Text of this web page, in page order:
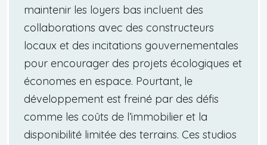
maintenir les loyers bas incluent des
collaborations avec des constructeurs
locaux et des incitations gouvernementales
pour encourager des projets écologiques et
économes en espace. Pourtant, le
développement est freiné par des défis
comme les coûts de l’immobilier et la
disponibilité limitée des terrains. Ces studios